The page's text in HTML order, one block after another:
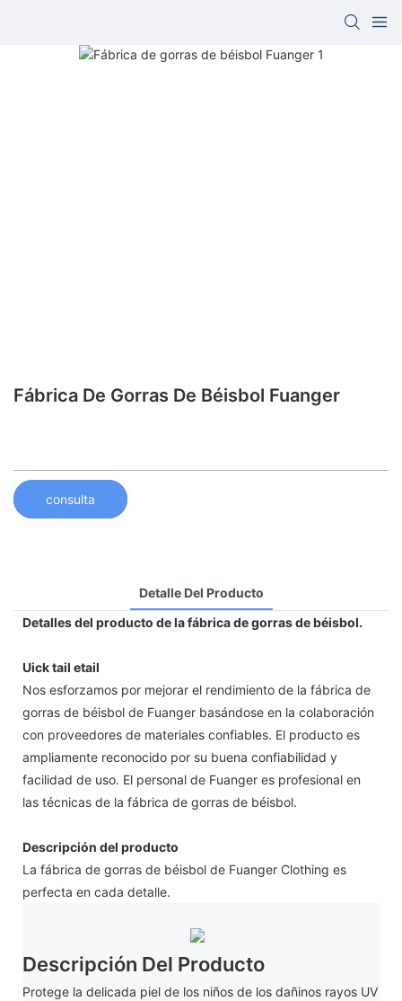
Fábrica De Gorras De Béisbol Fuanger
consulta
Detalle Del Producto
Detalles del producto de la fábrica de gorras de béisbol.
Uick tail etail
Nos esforzamos por mejorar el rendimiento de la fábrica de
gorras de béisbol de Fuanger basándose en la colaboración
con proveedores de materiales confiables. El producto es
ampliamente reconocido por su buena confiabilidad y
facilidad de uso. El personal de Fuanger es profesional en
las técnicas de la fábrica de gorras de béisbol.
Descripción del producto
La fábrica de gorras de béisbol de Fuanger Clothing es
perfecta en cada detalle.
Descripción Del Producto
Protege la delicada piel de los niños de los dañinos rayos UV